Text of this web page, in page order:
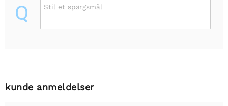
Q Stil et spørgsmål
kunde anmeldelser